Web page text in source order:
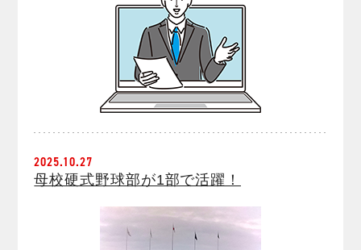
2025.10.27
母校硬式野球部が1部で活躍！